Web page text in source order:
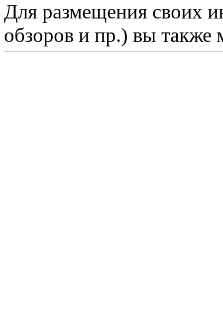
Для размещения своих
обзоров и пр.) вы также